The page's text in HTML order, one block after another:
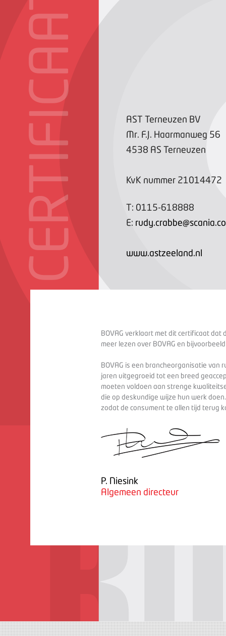
CERTIFICAAT
AST Terneuzen BV
Mr. F.J. Haarmanweg 56
4538 AS Terneuzen
KvK nummer 21014472
T: 0115-618888
E:
www.astzeeland.nl
BOVAG verklaart met dit certificaat dat
meer lezen over BOVAG en
BOVAG is een brancheorganisatie van
jaren uitgegroeid tot een breed
moeten voldoen aan strenge
die op deskundige wijze hun werk
zodat de consument te allen tijd terug
P. Niesink
Algemeen directeur